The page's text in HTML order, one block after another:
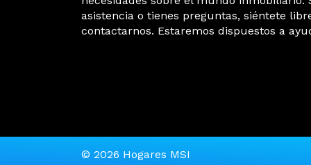
asistencia o tienes preguntas, siéntete
contactarnos. Estaremos dispuestos a
© 2026 Hogares MSI